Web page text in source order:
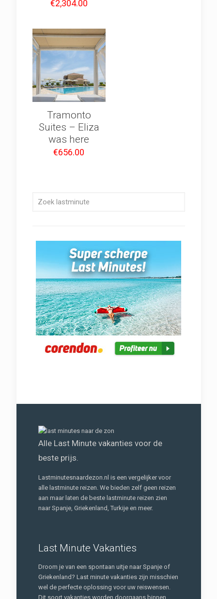
€2,304.00
Tramonto
Suites – Eliza
was here
€656.00
Alle Last Minute vakanties voor de
beste prijs.
Lastminutesnaardezon.nl is een vergelijker voor
alle lastminute reizen. We bieden zelf geen reizen
aan maar laten de beste lastminute reizen zien
naar Spanje, Griekenland, Turkije en meer.
Last Minute Vakanties
Droom je van een spontaan uitje naar Spanje of
Griekenland? Last minute vakanties zijn misschien
wel de perfecte oplossing voor uw reiswensen.
Dit soort vakanties worden doorgaans binnen